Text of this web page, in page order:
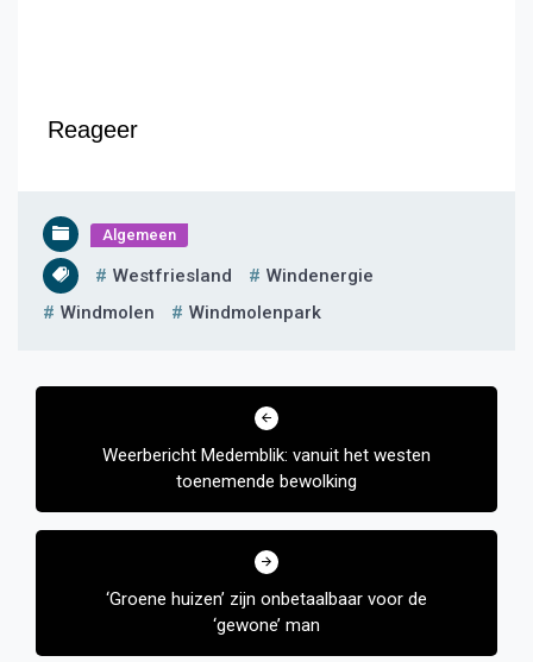
Reageer
Algemeen
Westfriesland
Windenergie
Windmolen
Windmolenpark
Bericht
Weerbericht Medemblik: vanuit het westen
toenemende bewolking
‘Groene huizen’ zijn onbetaalbaar voor de
‘gewone’ man